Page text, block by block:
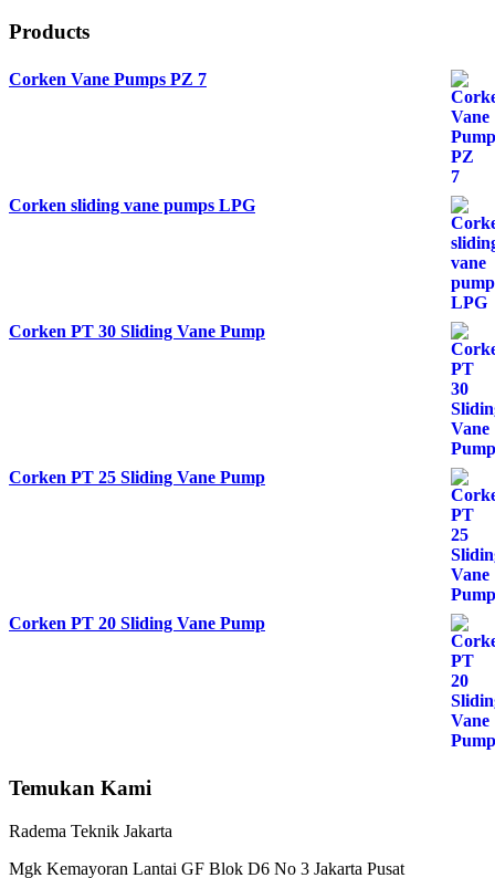
Products
Corken Vane Pumps PZ 7
Corken sliding vane pumps LPG
Corken PT 30 Sliding Vane Pump
Corken PT 25 Sliding Vane Pump
Corken PT 20 Sliding Vane Pump
Temukan Kami
Radema Teknik Jakarta
Mgk Kemayoran Lantai GF Blok D6 No 3 Jakarta Pusat